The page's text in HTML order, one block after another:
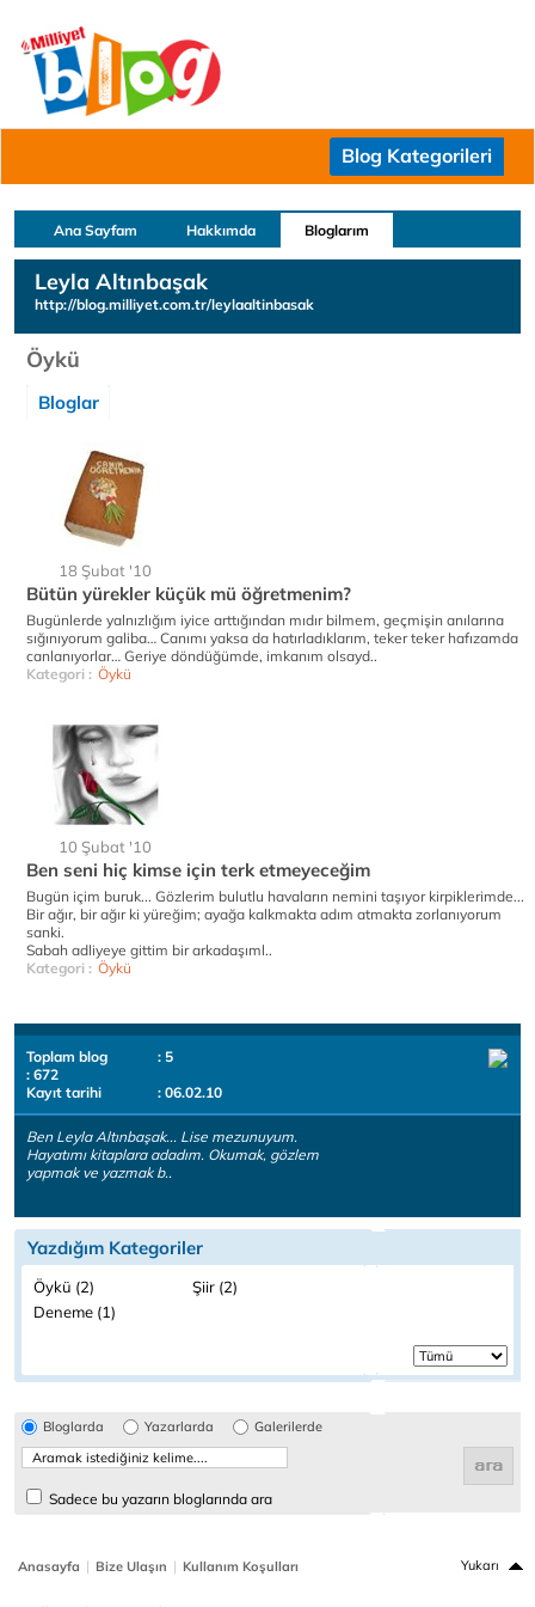
Blog Kategorileri
Ana Sayfam Hakkımda Bloglarım
Leyla Altınbaşak
http://blog.milliyet.com.tr/leylaaltinbasak
Öykü
Bloglar
18 Şubat '10
Bütün yürekler küçük mü öğretmenim?
Bugünlerde yalnızlığım iyice arttığından mıdır bilmem, geçmişin anılarına
sığınıyorum galiba… Canımı yaksa da hatırladıklarım, teker teker hafızamda
canlanıyorlar… Geriye döndüğümde, imkanım olsayd..
Kategori : Öykü
10 Şubat '10
Ben seni hiç kimse için terk etmeyeceğim
Bugün içim buruk... Gözlerim bulutlu havaların nemini taşıyor kirpiklerimde...
Bir ağır, bir ağır ki yüreğim; ayağa kalkmakta adım atmakta zorlanıyorum
sanki.
Sabah adliyeye gittim bir arkadaşıml..
Kategori : Öykü
Toplam blog
: 5
: 672
Kayıt tarihi
: 06.02.10
Ben Leyla Altınbaşak... Lise mezunuyum.
Hayatımı kitaplara adadım. Okumak, gözlem
yapmak ve yazmak b..
Yazdığım Kategoriler
Öykü (2)
Şiir (2)
Deneme (1)
Bloglarda Yazarlarda Galerilerde
Sadece bu yazarın bloglarında ara
Anasayfa | Bize Ulaşın | Kullanım Koşulları Yukarı